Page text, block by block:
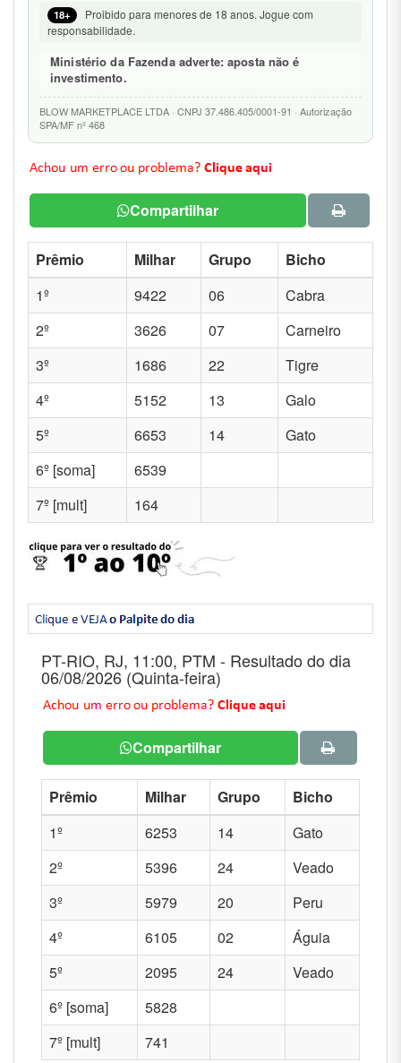
18+
Proibido para menores de 18 anos. Jogue com
responsabilidade.
Ministério da Fazenda adverte: aposta não é
investimento.
BLOW MARKETPLACE LTDA · CNPJ 37.486.405/0001-91 · Autorização
SPA/MF nº 468
Compartilhar
Prêmio Milhar Grupo
Bicho
1º
9422 06
Cabra
2º
3626 07
Carneiro
3º
1686 22
Tigre
4º
5152 13
Galo
5º
6653 14
Gato
6º [soma]
6539
7º [mult]
164
PT-RIO, RJ, 11:00, PTM - Resultado do dia
06/08/2026 (Quinta-feira)
Compartilhar
Prêmio Milhar Grupo
Bicho
1º
6253 14
Gato
2º
5396 24
Veado
3º
5979 20
Peru
4º
6105 02
Águia
5º
2095 24
Veado
6º [soma]
5828
7º [mult]
741